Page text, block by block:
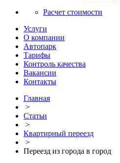
Расчет стоимости
Услуги
О компании
Автопарк
Тарифы
Контроль качества
Вакансии
Контакты
Главная
>
Статьи
>
Квартирный переезд
>
Переезд из города в город